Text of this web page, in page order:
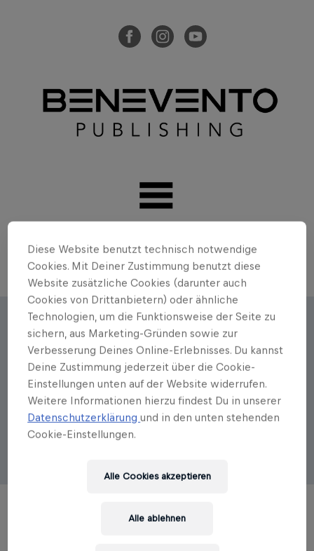
Autorenportrait
Thomas Neuhold
Thomas Neuhold, Jahrgang 1965, und Stefanie Ruep,
Jahrgang 1987, sind österreichische Journalisten und
arbeiten u. a. als Salzburg-Korrespondenten des
Standard. Beide sind profunde Kenner der
Diese Website benutzt technisch notwendige
Cookies. Mit Deiner Zustimmung benutzt diese
Website zusätzliche Cookies (darunter auch
Cookies von Drittanbietern) oder ähnliche
Technologien, um die Funktionsweise der Seite zu
sichern, aus Marketing-Gründen sowie zur
Verbesserung Deines Online-Erlebnisses. Du kannst
Deine Zustimmung jederzeit über die Cookie-
Einstellungen unten auf der Website widerrufen.
Weitere Informationen hierzu findest Du in unserer
Datenschutzerklärungund in den unten stehenden
Cookie-Einstellungen.
Alle ablehnen
Alle Cookies akzeptieren